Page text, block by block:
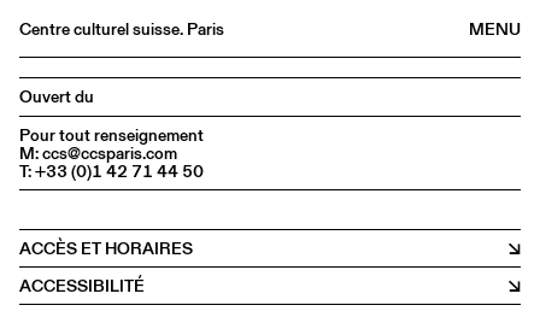
MENU
Centre culturel suisse. Paris
Agenda
Librairie
Buvette
Archives
Médiathèque
Éditions
Informations
Ouvert du
Pour tout renseignement
M: ccs@ccsparis.com
T: +33 (0)1 42 71 44 50
ACCÈS ET HORAIRES
ACCESSIBILITÉ